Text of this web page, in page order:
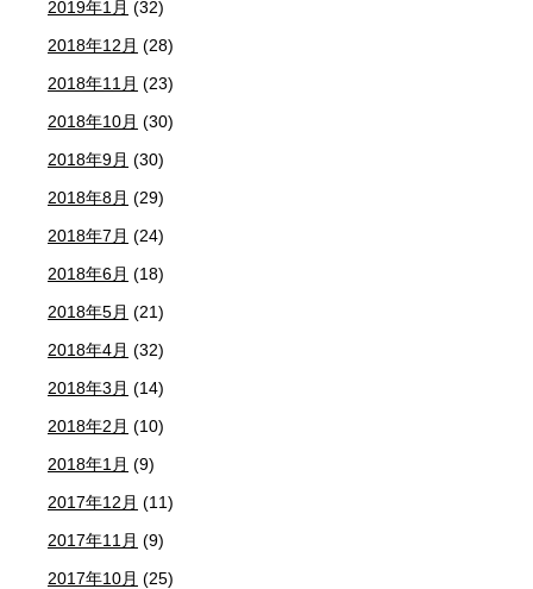
2019年1月 (32)
2018年12月 (28)
2018年11月 (23)
2018年10月 (30)
2018年9月 (30)
2018年8月 (29)
2018年7月 (24)
2018年6月 (18)
2018年5月 (21)
2018年4月 (32)
2018年3月 (14)
2018年2月 (10)
2018年1月 (9)
2017年12月 (11)
2017年11月 (9)
2017年10月 (25)